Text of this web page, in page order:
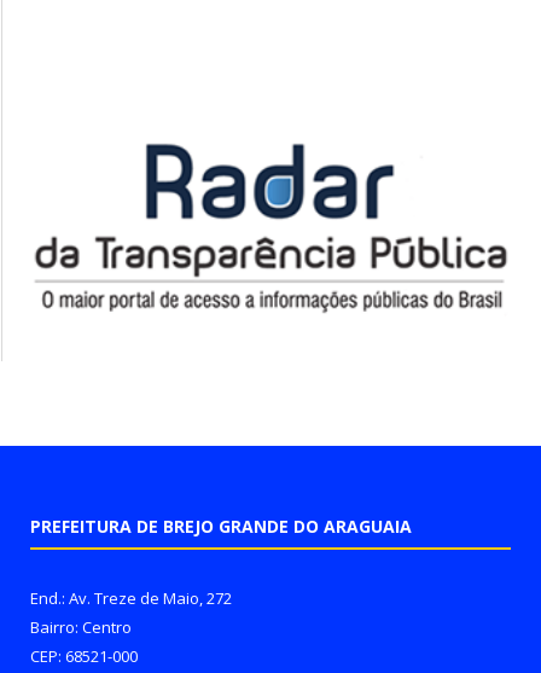
PREFEITURA DE BREJO GRANDE DO ARAGUAIA
End.: Av. Treze de Maio, 272
Bairro: Centro
CEP: 68521-000